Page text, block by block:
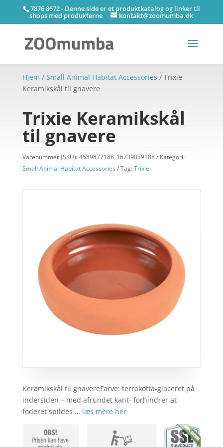
7876 8672 - Denne side er et produktkatalog og linker til
shops med produkterne kontakt@zoomumba.dk
Hjem / Small Animal Habitat Accessories / Trixie
Keramikskål til gnavere
Trixie Keramikskål
til gnavere
Varenummer (SKU):4589877188_16739039108
Kategori:
Small Animal Habitat Accessories
Tag:Trixie
Keramikskål til gnavereFarve: terrakotta-glaceret på
indersiden – med afrundet kant- forhindrer at
foderet spildes … læs mere her